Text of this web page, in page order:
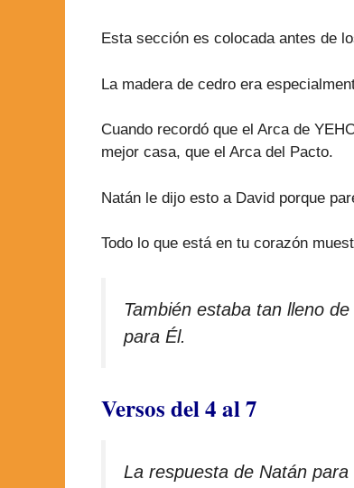
Esta sección es colocada antes de
La madera de cedro era
Cuando recordó que el Arca de
mejor casa, que el Arca del Pacto.
Natán le dijo esto a David porque
Todo lo que está en tu corazón
También estaba tan lleno
para Él.
Versos del 4 al 7
La respuesta de Natán